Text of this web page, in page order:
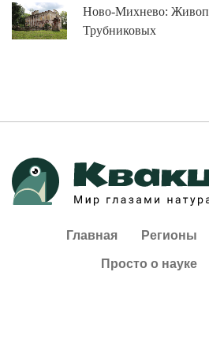
Ново-Михнево:
Трубниковых
Главная Регионы
Просто о науке